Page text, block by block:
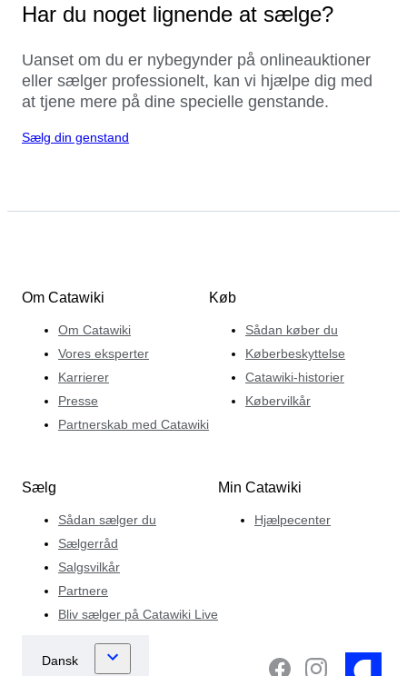
Har du noget lignende at sælge?
Uanset om du er nybegynder på onlineauktioner
eller sælger professionelt, kan vi hjælpe dig med
at tjene mere på dine specielle genstande.
Sælg din genstand
Om Catawiki
Om Catawiki
Vores eksperter
Karrierer
Presse
Partnerskab med Catawiki
Køb
Sådan køber du
Køberbeskyttelse
Catawiki-historier
Købervilkår
Sælg
Sådan sælger du
Sælgerråd
Salgsvilkår
Partnere
Bliv sælger på Catawiki Live
Min Catawiki
Hjælpecenter